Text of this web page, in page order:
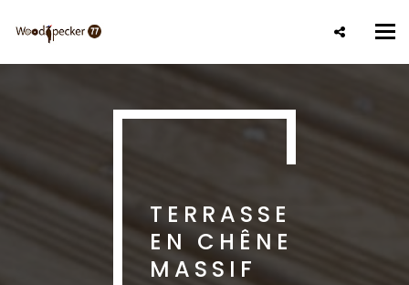
contenu
TERRASSE
EN CHÊNE
MASSIF